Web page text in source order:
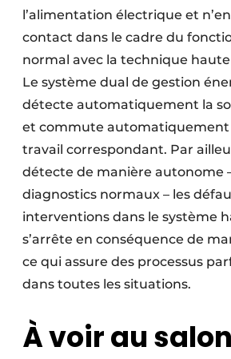
l’alimentation électrique et
contact dans le cadre du
normal avec la technique
Le système dual de gestion
détecte automatiquement la
et commute automatiquement
travail correspondant. Par
détecte de manière autonome
diagnostics normaux – les
interventions dans le système
s’arrête en conséquence de
ce qui assure des processus
dans toutes les situations.
À voir au